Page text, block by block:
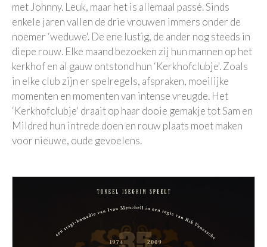
met Johnny. Leuk, maar het is allemaal passé. Sinds
enkele jaren vallen de drie vrouwen immers onder de
noemer ‘weduwe'. De ene lustig, de ander nog steeds in
diepe rouw. Elke maand bezoeken zij hun mannen op het
kerkhof en al gauw ontstond hun ‘Kerkhofclubje'. Zoals
in elke club zijn er spelregels, afspraken, moeilijke
momenten en momenten van intense vreugde. Het
‘Kerkhofclubje' draait op haar dooie gemakje tot Sam en
Mildred hun intrede doen en rouw plaats moet maken
voor nieuwe, oude gevoelens.